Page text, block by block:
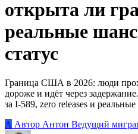
открыта ли
реальные
статус
Граница США в 2026: люди
дороже и идёт через
за I-589, zero releases и
А Автор Антон Ведущий